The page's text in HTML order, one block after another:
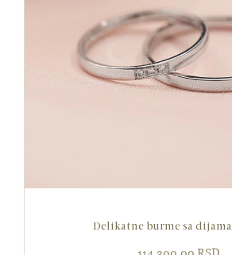
Delikatne burme sa